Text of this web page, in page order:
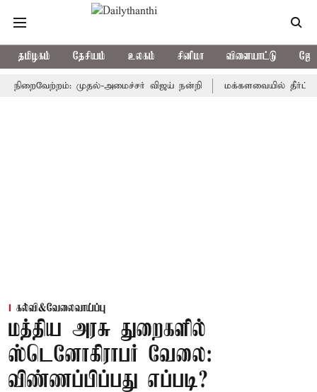
தமிழகம் தேசியம் உலகம் சினிமா விளையாட்டு
முதல்-அமைச்சர் விஜய் நன்றி மக்களவையில் தீர்ப்பாய
கல்வி&வேலைவாய்ப்பு
மத்திய அரசு துறைகளில்
ஸ்டெனோகிராபர் வேலை:
விண்ணப்பிப்பது எப்படி?